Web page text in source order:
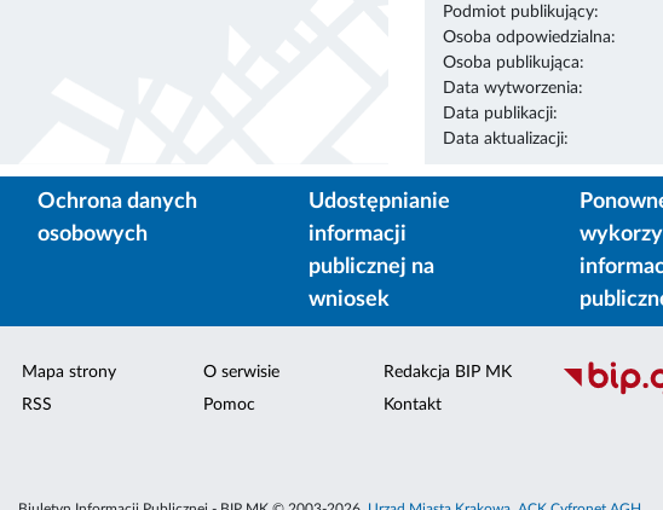
Podmiot publikujący:
Osoba odpowiedzialna:
Osoba publikująca:
Data wytworzenia:
Data publikacji:
Data aktualizacji:
Ochrona danych
osobowych
Udostępnianie
informacji
publicznej na
wniosek
Mapa strony
RSS
O serwisie
Pomoc
Redakcja BIP MK
Kontakt